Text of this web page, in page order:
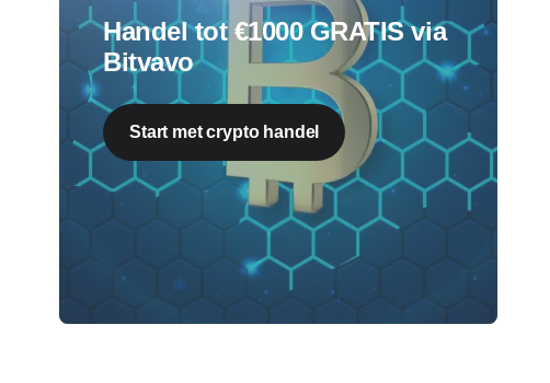
Handel tot €1000 GRATIS via
Bitvavo
Start met crypto handel